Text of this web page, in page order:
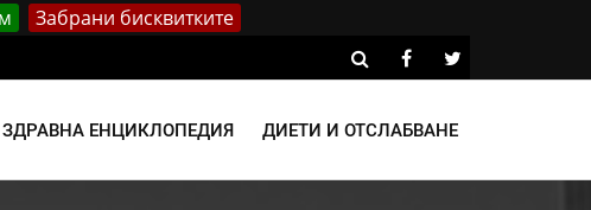
Забрани бисквитките
ЗДРАВНА ЕНЦИКЛОПЕДИЯ ДИЕТИ И ОТСЛАБВАНЕ